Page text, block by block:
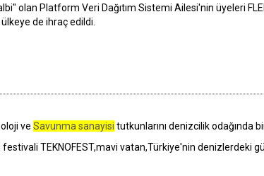
olan Platform Veri Dağıtım Sistemi Ailesi'nin üyeleri
de ihraç edildi.
ve Savunma sanayisi tutkunlarını denizcilik odağında
TEKNOFEST,mavi vatan,Türkiye'nin denizlerdeki